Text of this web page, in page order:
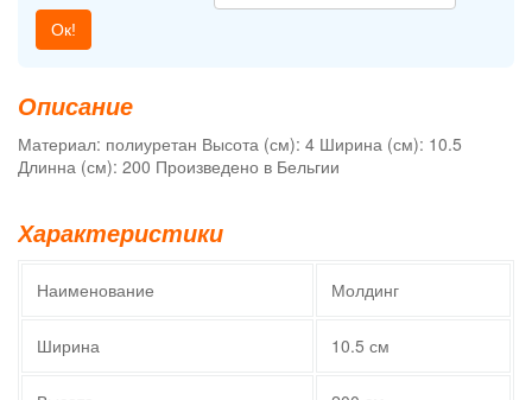
Ок!
Описание
Материал: полиуретан Высота (см): 4 Ширина (см): 10.5
Длинна (см): 200 Произведено в Бельгии
Характеристики
Наименование Молдинг
Ширина 10.5 см